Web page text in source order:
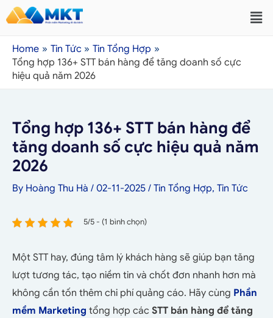
Home Tin Tức
Tin Tổng Hợp
Tổng hợp 136+ STT bán hàng để tăng doanh số cực
hiệu quả năm 2026
Tổng hợp 136+ STT bán hàng để
tăng doanh số cực hiệu quả năm
2026
By Hoàng Thu Hà / 02-11-2025 / Tin Tổng Hợp, Tin Tức
5/5 - (1 bình chọn)
Một STT hay, đúng tâm lý khách hàng sẽ giúp bạn tăng
lượt tương tác, tạo niềm tin và chốt đơn nhanh hơn mà
không cần tốn thêm chi phí quảng cáo. Hãy cùng Phần
mềm Marketing tổng hợp các STT bán hàng để tăng